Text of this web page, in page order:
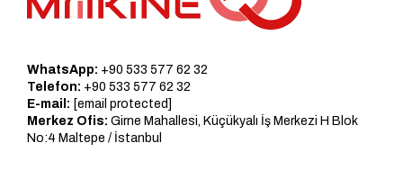
WhatsApp: +90 533 577 62 32
Telefon: +90 533 577 62 32
E-mail: [email protected]
Merkez Ofis: Girne Mahallesi, Küçükyalı İş Merkezi H Blok
No:4 Maltepe / İstanbul